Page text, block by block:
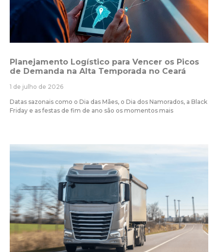
Planejamento Logístico para Vencer os Picos
de Demanda na Alta Temporada no Ceará
1 de julho de 2026
Datas sazonais como o Dia das Mães, o Dia dos Namorados, a Black
Friday e as festas de fim de ano são os momentos mais